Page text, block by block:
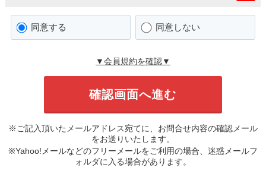
同意する 同意しない
▼会員規約を確認▼
※ご記入頂いたメールアドレス宛てに、お問合せ内容の確認メール
をお送りいたします。
※Yahoo!メールなどのフリーメールをご利用の場合、迷惑メールフ
ォルダに入る場合があります。